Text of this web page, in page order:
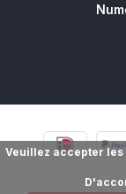
Veuillez accepter